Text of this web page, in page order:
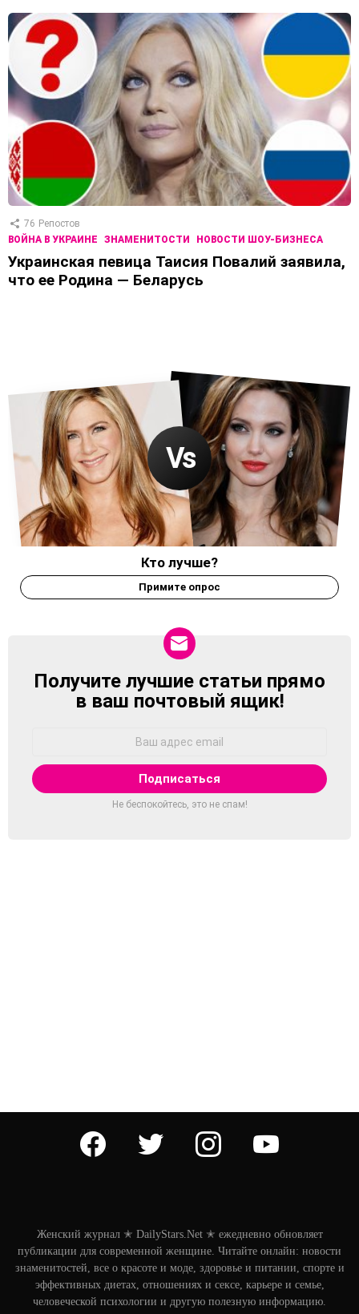
76 Репостов
ВОЙНА В УКРАИНЕ
ЗНАМЕНИТОСТИ НОВОСТИ ШОУ-БИЗНЕСА
Украинская певица Таисия Повалий заявила,
что ее Родина — Беларусь
Кто лучше?
Примите опрос
NEWSLETTER
Получите лучшие статьи прямо
в ваш почтовый ящик!
Не беспокойтесь, это не спам!
facebook twitter instagram
Женский журнал ✭ DailyStars.Net ✭ ежедневно обновляет
публикации для современной женщине. Читайте онлайн: новости
знаменитостей, все о красоте и моде, здоровье и питании, спорте и
эффективных диетах, отношениях и сексе, карьере и семье,
человеческой психологии и другую полезную информацию.